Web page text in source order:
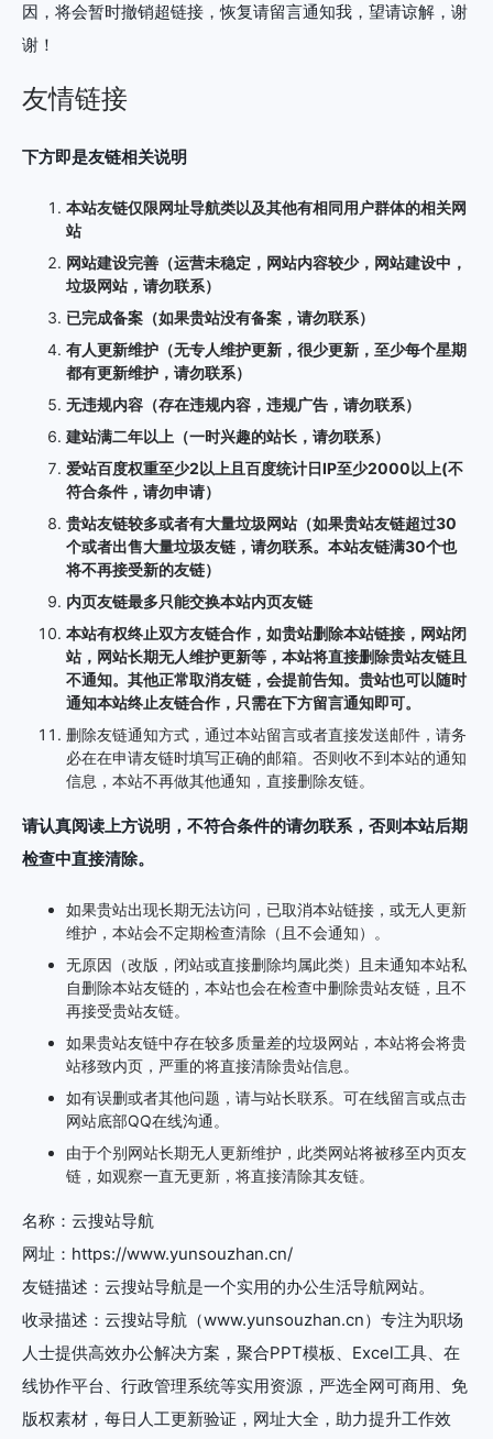
因，将会暂时撤销超链接，恢复请留言通知我，望请谅解，谢
谢！
友情链接
下方即是友链相关说明
本站友链仅限网址导航类以及其他有相同用户群体的相关网
站
网站建设完善（运营未稳定，网站内容较少，网站建设中，
垃圾网站，请勿联系）
已完成备案（如果贵站没有备案，请勿联系）
有人更新维护（无专人维护更新，很少更新，至少每个星期
都有更新维护，请勿联系）
无违规内容（存在违规内容，违规广告，请勿联系）
建站满二年以上（一时兴趣的站长，请勿联系）
爱站百度权重至少2以上且百度统计日IP至少2000以上(不
符合条件，请勿申请）
贵站友链较多或者有大量垃圾网站（如果贵站友链超过30
个或者出售大量垃圾友链，请勿联系。本站友链满30个也
将不再接受新的友链）
内页友链最多只能交换本站内页友链
本站有权终止双方友链合作，如贵站删除本站链接，网站闭
站，网站长期无人维护更新等，本站将直接删除贵站友链且
不通知。其他正常取消友链，会提前告知。贵站也可以随时
通知本站终止友链合作，只需在下方留言通知即可。
删除友链通知方式，通过本站留言或者直接发送邮件，请务
必在在申请友链时填写正确的邮箱。否则收不到本站的通知
信息，本站不再做其他通知，直接删除友链。
请认真阅读上方说明，不符合条件的请勿联系，否则本站后期
检查中直接清除。
如果贵站出现长期无法访问，已取消本站链接，或无人更新
维护，本站会不定期检查清除（且不会通知）。
无原因（改版，闭站或直接删除均属此类）且未通知本站私
自删除本站友链的，本站也会在检查中删除贵站友链，且不
再接受贵站友链。
如果贵站友链中存在较多质量差的垃圾网站，本站将会将贵
站移致内页，严重的将直接清除贵站信息。
如有误删或者其他问题，请与站长联系。可在线留言或点击
网站底部QQ在线沟通。
由于个别网站长期无人更新维护，此类网站将被移至内页友
链，如观察一直无更新，将直接清除其友链。
名称：云搜站导航
网址：https://www.yunsouzhan.cn/
友链描述：云搜站导航是一个实用的办公生活导航网站。
收录描述：云搜站导航（www.yunsouzhan.cn）专注为职场
人士提供高效办公解决方案，聚合PPT模板、Excel工具、在
线协作平台、行政管理系统等实用资源，严选全网可商用、免
版权素材，每日人工更新验证，网址大全，助力提升工作效